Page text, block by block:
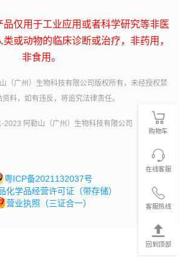
仅用于工业应用或者科学研究等非医
或动物的临床诊断或治疗，非药用，
非食用。
（广州）生物科技有限公司版权所有，未经授权禁
料，如有违反，将追究法律责任。
2023 阿勒山（广州）生物科技有限公司
粤ICP备2021132037号
化学品经营许可证（带存储）
营业执照（三证合一）
购物车
在线客服
客服热线
回到顶部